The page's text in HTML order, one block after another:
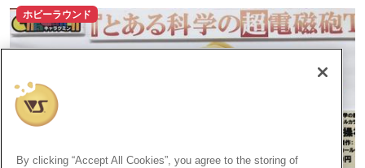
ホビーラウンド
By clicking “Accept All Cookies”, you agree to the storing of